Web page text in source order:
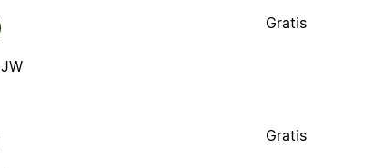
JW
Gratis
Gratis